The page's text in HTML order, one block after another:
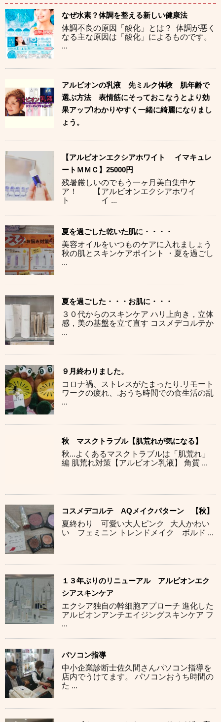
なぜ水素？体調を整える新しい健康法
体調不良の原因「酸化」とは？ 体調が悪く
なる主な原因は「酸化」によるものです。
...
アルビオンの乳液 先ミルク体験 肌年齢で
選ぶ方法 表情筋にそっておこなうとより効
果アップ!わかりやすく一緒に綺麗になりまし
ょう。
【アルビオンエクシアホワイト イマキュレ
ートＭＭＣ】25000円
残暑厳しいのでもう一ヶ月美白集中ケ
ア！ 【アルビオンエクシアホワイ
ト イ ...
夏を過ごした乾いた肌に・・・・
美容オイルをいつものケアに入れましょう
秋の肌とスキンケアポイント ・夏を過ごし
...
夏を過ごした・・・お肌に・・・
３０代からのスキンケア ハリ上向き，立体
感，美の基盤を立て直す コスメデコルテか
...
９月終わりました。
コロナ禍、ストレスがたまったり.リモート
ワークの疲れ、.おうち時間での食生活の乱
...
秋 マスクトラブル【肌荒れが気になる】
秋...よくあるマスクトラブルは「肌荒れ」
編 肌荒れ対策【アルビオン乳液】 角質 ...
コスメデコルテ AQメイクパターン 【秋】
夏終わり 可愛い大人ピンク 大人かわい
い フェミニン トレンドメイク ボルド ...
１３年ぶりのリニューアル アルビオンエク
シアスキンケア
エクシア独自の幹細胞アプローチ 進化した
アルビオンアンチエイジングスキンケア フ
...
パソコン指導
中小企業診断士佐久間さんパソコン指導を
店内でうけてます。 パソコンおうち時間の
た ...